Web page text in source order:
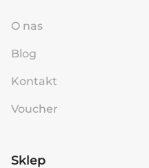
O nas
Blog
Kontakt
Voucher
Sklep